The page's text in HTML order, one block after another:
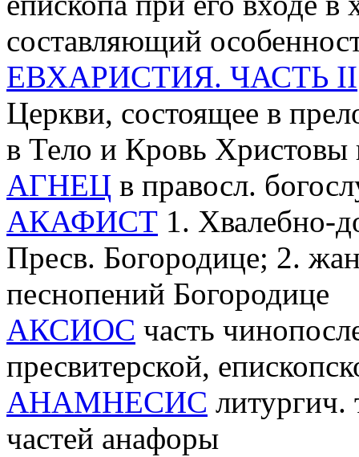
составляющий
ЕВХАРИСТИЯ. ЧАСТЬ II
Церкви, состоящее в
в Тело и Кровь
АГНЕЦ в правосл.
АКАФИСТ 1. Хвалебно-
Пресв. Богородице; 2.
песнопений Богородице
АКСИОС часть
пресвитерской,
АНАМНЕСИС
частей анафоры